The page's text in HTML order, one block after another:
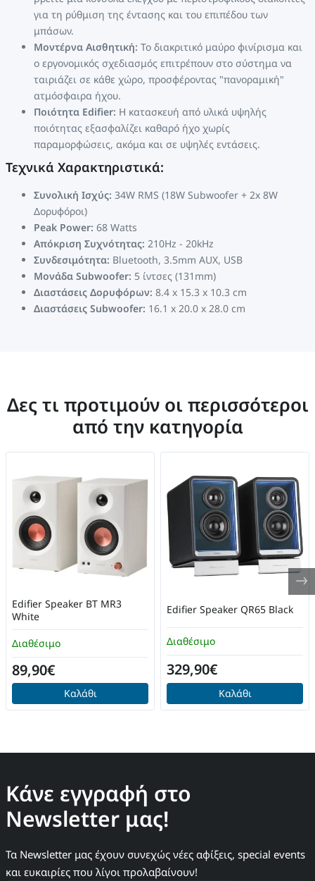
για τη ρύθμιση της έντασης και του επιπέδου των
μπάσων.
Μοντέρνα Αισθητική: Το διακριτικό μαύρο φινίρισμα και
ο εργονομικός σχεδιασμός επιτρέπουν στο σύστημα να
ταιριάζει σε κάθε χώρο, προσφέροντας "πανοραμική"
ατμόσφαιρα ήχου.
Ποιότητα Edifier: Η κατασκευή από υλικά υψηλής
ποιότητας εξασφαλίζει καθαρό ήχο χωρίς
παραμορφώσεις, ακόμα και σε υψηλές εντάσεις.
Τεχνικά Χαρακτηριστικά:
Συνολική Ισχύς: 34W RMS (18W Subwoofer + 2x 8W
Δορυφόροι)
Peak Power: 68 Watts
Απόκριση Συχνότητας: 210Hz - 20kHz
Συνδεσιμότητα: Bluetooth, 3.5mm AUX, USB
Μονάδα Subwoofer: 5 ίντσες (131mm)
Διαστάσεις Δορυφόρων: 8.4 x 15.3 x 10.3 cm
Διαστάσεις Subwoofer: 16.1 x 20.0 x 28.0 cm
Δες τι προτιμούν οι περισσότεροι
από την κατηγορία
Διαθέσιμο
Edifier Speaker BT MR3
White
89,90€
Καλάθι
Διαθέσιμο
Edifier Speaker QR65 Black
329,90€
Καλάθι
Κάνε εγγραφή στο
Newsletter μας!
Τα Newsletter μας έχουν συνεχώς νέες αφίξεις, special events
και ευκαιρίες που λίγοι προλαβαίνουν!